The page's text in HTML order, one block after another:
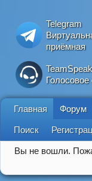
Telegram
приёмная
Главная Форум
Поиск
Вы не вошли.